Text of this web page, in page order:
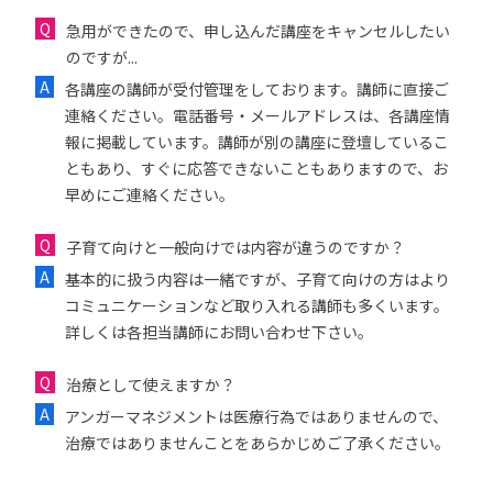
急用ができたので、申し込んだ講座をキャンセルしたい
のですが...
各講座の講師が受付管理をしております。講師に直接ご
連絡ください。電話番号・メールアドレスは、各講座情
報に掲載しています。講師が別の講座に登壇しているこ
ともあり、すぐに応答できないこともありますので、お
早めにご連絡ください。
子育て向けと一般向けでは内容が違うのですか？
基本的に扱う内容は一緒ですが、子育て向けの方はより
コミュニケーションなど取り入れる講師も多くいます。
詳しくは各担当講師にお問い合わせ下さい。
治療として使えますか？
アンガーマネジメントは医療行為ではありませんので、
治療ではありませんことをあらかじめご了承ください。